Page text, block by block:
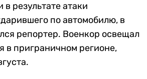
в результате атаки
по автомобилю, в
репортер. Военкор освещал
в приграничном регионе,